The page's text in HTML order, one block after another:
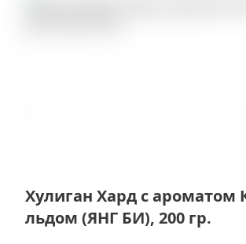
Хулиган Хард с ароматом
льдом (ЯНГ БИ), 200 гр.